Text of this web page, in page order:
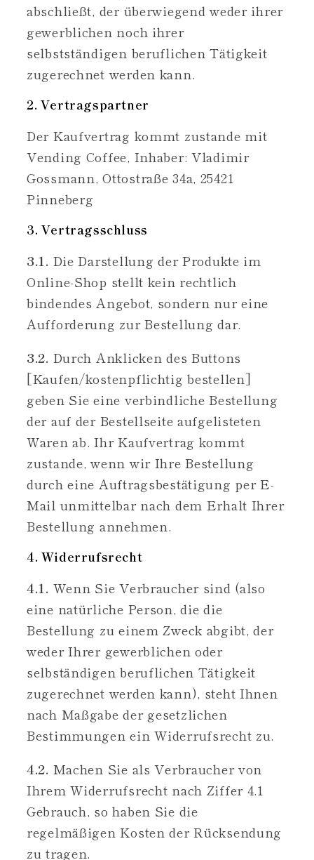
abschließt, der überwiegend weder ihrer
gewerblichen noch ihrer
selbstständigen beruflichen Tätigkeit
zugerechnet werden kann.
2. Vertragspartner
Der Kaufvertrag kommt zustande mit
Vending Coffee, Inhaber: Vladimir
Gossmann, Ottostraße 34a, 25421
Pinneberg
3. Vertragsschluss
3.1. Die Darstellung der Produkte im
Online-Shop stellt kein rechtlich
bindendes Angebot, sondern nur eine
Aufforderung zur Bestellung dar.
3.2. Durch Anklicken des Buttons
[Kaufen/kostenpflichtig bestellen]
geben Sie eine verbindliche Bestellung
der auf der Bestellseite aufgelisteten
Waren ab. Ihr Kaufvertrag kommt
zustande, wenn wir Ihre Bestellung
durch eine Auftragsbestätigung per E-
Mail unmittelbar nach dem Erhalt Ihrer
Bestellung annehmen.
4. Widerrufsrecht
4.1. Wenn Sie Verbraucher sind (also
eine natürliche Person, die die
Bestellung zu einem Zweck abgibt, der
weder Ihrer gewerblichen oder
selbständigen beruflichen Tätigkeit
zugerechnet werden kann), steht Ihnen
nach Maßgabe der gesetzlichen
Bestimmungen ein Widerrufsrecht zu.
4.2. Machen Sie als Verbraucher von
Ihrem Widerrufsrecht nach Ziffer 4.1
Gebrauch, so haben Sie die
regelmäßigen Kosten der Rücksendung
zu tragen.